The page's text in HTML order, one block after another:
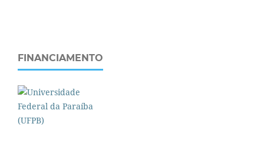
FINANCIAMENTO